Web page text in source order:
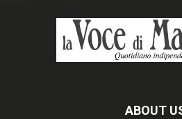
ABOUT